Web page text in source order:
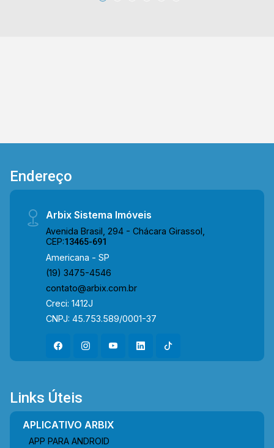
consolidando um entorno dinâmico e favorável
para atividades empresariais. Entre em contato
com a equipe da Arbix Imóveis e agende a sua
visita!! WhatsApp e Telefone: 19 3475-4546
ARBIX IMÓVEIS - Presente em cada mudança!
Endereço
Arbix Sistema Imóveis
Avenida Brasil, 294 - Chácara Girassol,
CEP:13465-691
Americana - SP
(19) 3475-4546
contato@arbix.com.br
Creci: 1412J
CNPJ: 45.753.589/0001-37
Links Úteis
APLICATIVO ARBIX
APP PARA ANDROID